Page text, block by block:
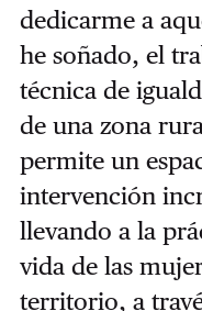
dedicarme a
he soñado, el
técnica de
de una zona
permite un
intervención
llevando a la
vida de las
territorio, a